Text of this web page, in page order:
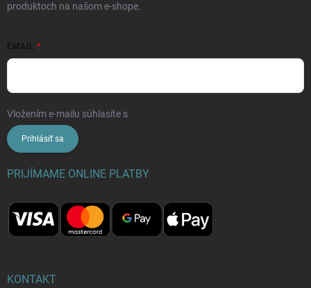
produktoch na našom e-shope.
EMAIL
Vložením e-mailu súhlasíte s
Prihlásiť sa
PRIJÍMAME ONLINE PLATBY
KONTAKT